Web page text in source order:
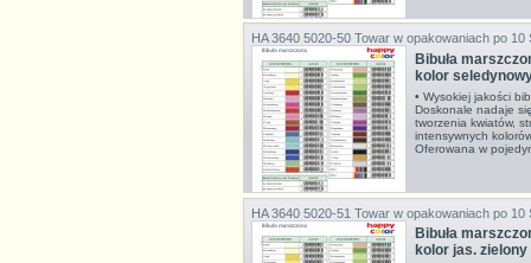
HA 3640 5020-50 Towar w opakowaniach po 10
Bibuła
kolor
• Wysokiej jakości
Doskonale nadaje
tworzenia kwiatów,
intensywnych
Oferowana w
HA 3640 5020-51 Towar w opakowaniach po 10
Bibuła
kolor jas. zielony